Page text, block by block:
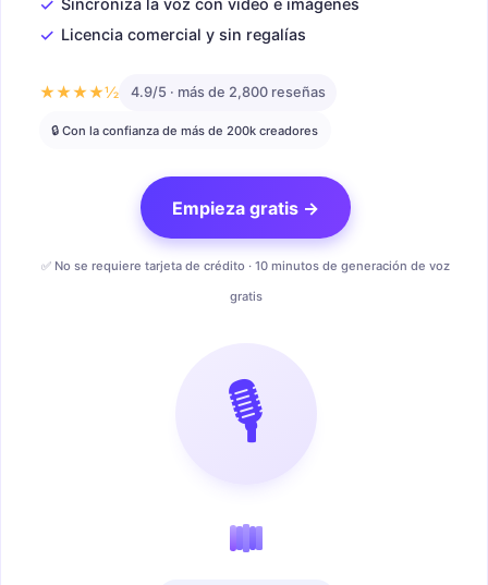
✓ Licencia comercial y sin regalías
★★★★½ 4.9/5 · más de 2,800 reseñas
🔒 Con la confianza de más de 200k creadores
Empieza gratis →
✅ No se requiere tarjeta de crédito · 10 minutos de generación de voz
gratis
🎙️